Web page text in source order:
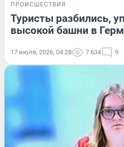
ПРОИСШЕСТВИЯ
Туристы разбились,
высокой башни в
17 июля, 2026, 04:28 7 634 9